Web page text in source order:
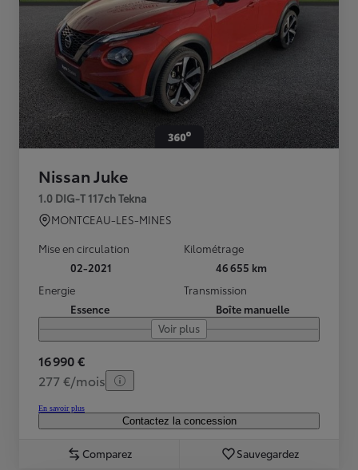
Nissan Juke
1.0 DIG-T 117ch Tekna
MONTCEAU-LES-MINES
Mise en circulation
02-2021
Kilométrage
46 655 km
Energie
Essence
Transmission
Boîte manuelle
Voir plus
16 990 €
277 €/mois
En savoir plus
Contactez la concession
Comparez Sauvegardez